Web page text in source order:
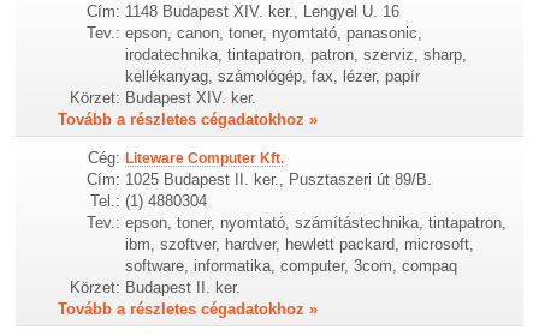
Cím: 1148 Budapest XIV. ker., Lengyel U. 16
Tev.: epson, canon, toner, nyomtató, panasonic,
irodatechnika, tintapatron, patron, szerviz, sharp,
kellékanyag, számológép, fax, lézer, papír
Körzet: Budapest XIV. ker.
Tovább a részletes cégadatokhoz »
Cég: Liteware Computer Kft.
Cím: 1025 Budapest II. ker., Pusztaszeri út 89/B.
Tel.: (1) 4880304
Tev.: epson, toner, nyomtató, számítástechnika, tintapatron,
ibm, szoftver, hardver, hewlett packard, microsoft,
software, informatika, computer, 3com, compaq
Körzet: Budapest II. ker.
Tovább a részletes cégadatokhoz »